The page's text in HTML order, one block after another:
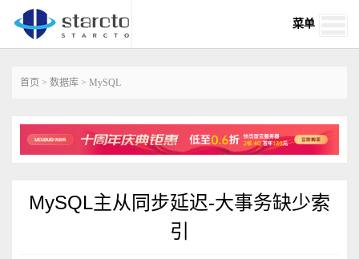
菜单
首页 > 数据库 > MySQL
MySQL主从同步延迟-大事务缺少索
引